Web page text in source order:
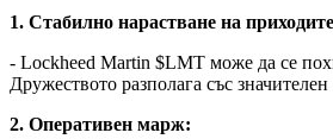
1. Стабилно нарастване на
- Lockheed Martin $LMT може да се
Дружеството разполага със
2. Оперативен марж: